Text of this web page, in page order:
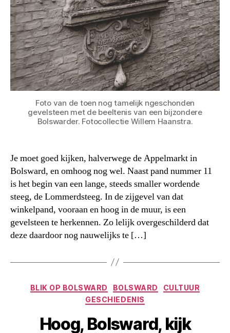
Foto van de toen nog tamelijk ngeschonden
gevelsteen met de beeltenis van een bijzondere
Bolswarder. Fotocollectie Willem Haanstra.
Je moet goed kijken, halverwege de Appelmarkt in
Bolsward, en omhoog nog wel. Naast pand nummer 11
is het begin van een lange, steeds smaller wordende
steeg, de Lommerdsteeg. In de zijgevel van dat
winkelpand, vooraan en hoog in de muur, is een
gevelsteen te herkennen. Zo lelijk overgeschilderd dat
deze daardoor nog nauwelijks te […]
Categorieën
BLIK OP BOLSWARD BOLSWARD
CULTUUR
GESCHIEDENIS
Hoog, Bolsward, kijk